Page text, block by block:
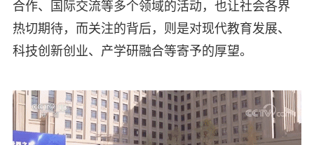
合作、国际交流等多个领域的活动，也让社会各界
热切期待，而关注的背后，则是对现代教育发展、
科技创新创业、产学研融合等寄予的厚望。